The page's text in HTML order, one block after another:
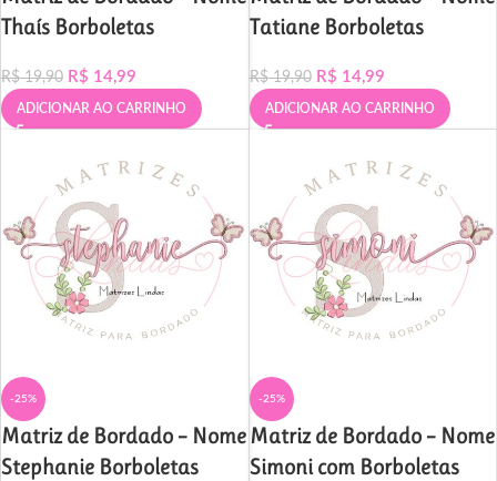
Thaís Borboletas
R$19,90 R$ 14,99
ADICIONAR AO CARRINHO
Tatiane Borboletas
R$19,90 R$ 14,99
ADICIONAR AO CARRINHO
-25%
Matriz de Bordado – Nome
Stephanie Borboletas
-25%
Matriz de Bordado – Nome
Simoni com Borboletas